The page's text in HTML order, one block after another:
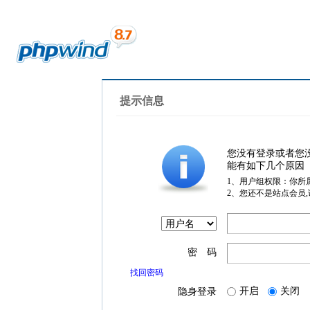
提示信息
您没有登录或者您
能有如下几个原因
1、用户组权限：你所
2、您还不是站点会员
密 码
找回密码
隐身登录 开启 关闭